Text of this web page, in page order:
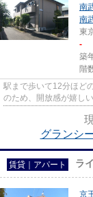
南
南
東
-
築
階
駅まで歩いて12分ほど
のため、開放感が嬉し
グランシ
賃貸｜アパート ラ
京